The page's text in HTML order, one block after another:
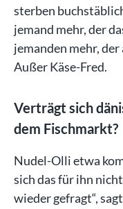
sterben
jemand mehr, der
jemanden mehr, der
Außer Käse-Fred.
Verträgt sich
dem Fischmarkt?
Nudel-Olli etwa
sich das für ihn
wieder gefragt“,